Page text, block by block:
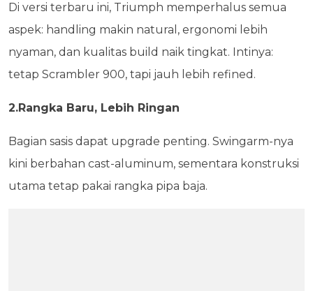
Di versi terbaru ini, Triumph memperhalus semua
aspek: handling makin natural, ergonomi lebih
nyaman, dan kualitas build naik tingkat. Intinya:
tetap Scrambler 900, tapi jauh lebih refined.
2.Rangka Baru, Lebih Ringan
Bagian sasis dapat upgrade penting. Swingarm-nya
kini berbahan cast-aluminum, sementara konstruksi
utama tetap pakai rangka pipa baja.